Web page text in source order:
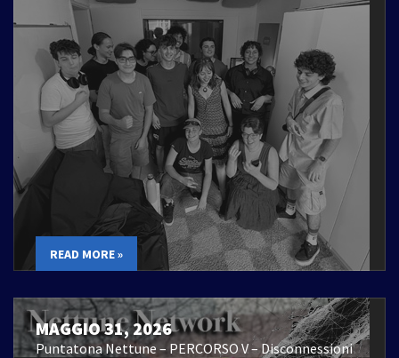
READ MORE »
MAGGIO 31, 2026
Puntatona Nettune – PERCORSO V – Disconnessioni